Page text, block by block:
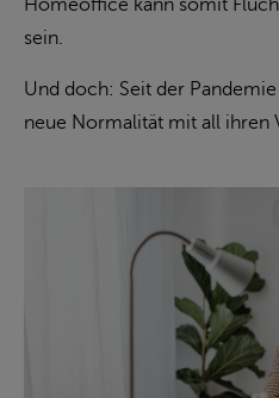
Homeoffice kann somit
sein.
Und doch: Seit der
neue Normalität mit all ihren